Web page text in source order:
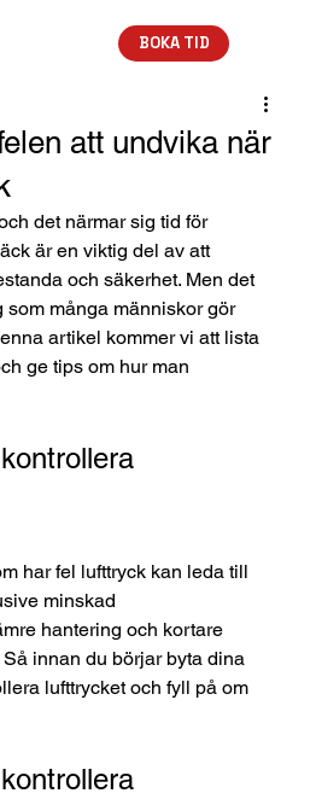
BOKA TID
att undvika när
det närmar sig tid för
är en viktig del av att
och säkerhet. Men det
som många människor gör
artikel kommer vi att lista
ge tips om hur man
har fel lufttryck kan leda till
minskad
hantering och kortare
innan du börjar byta dina
lufttrycket och fyll på om